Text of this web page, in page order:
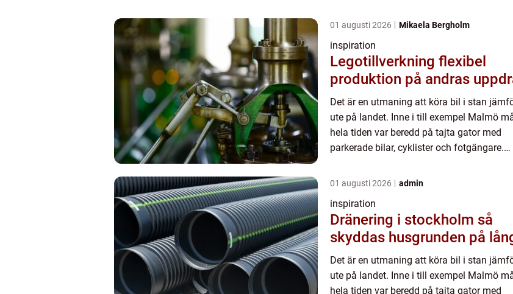
01 augusti 2026 Mikaela Bergholm
inspiration
Legotillverkning flexibel
produktion på andras
Det är en utmaning att köra bil i stan
ute på landet. Inne i till exempel Malmö
hela tiden var beredd på tajta gator med
parkerade bilar, cyklister och fotgängare.
01 augusti 2026 admin
inspiration
Dränering i stockholm så
skyddas husgrunden på
Det är en utmaning att köra bil i stan
ute på landet. Inne i till exempel Malmö
hela tiden var beredd på tajta gator med